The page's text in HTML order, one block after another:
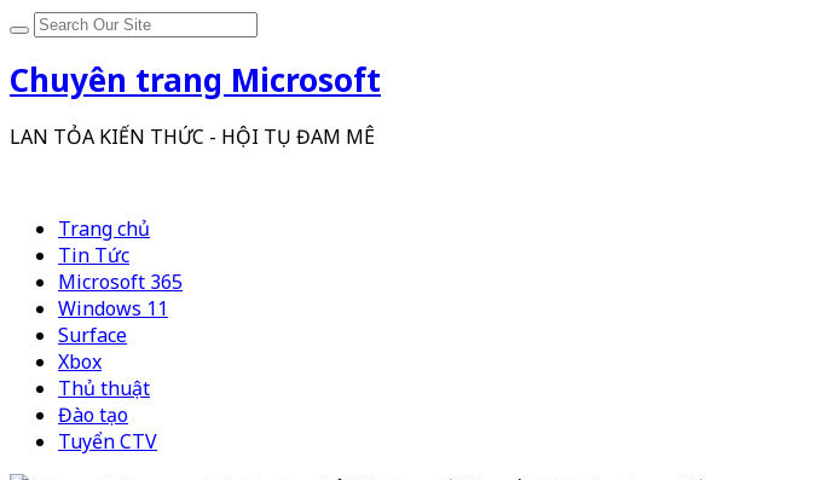
Chuyên trang Microsoft
LAN TỎA KIẾN THỨC - HỘI TỤ ĐAM MÊ
Trang chủ
Tin Tức
Microsoft 365
Windows 11
Surface
Xbox
Thủ thuật
Đào tạo
Tuyển CTV